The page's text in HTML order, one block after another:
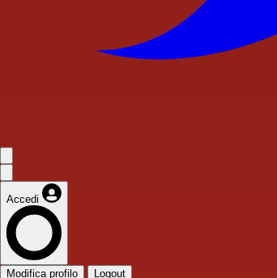
Accedi
Modifica profilo Logout